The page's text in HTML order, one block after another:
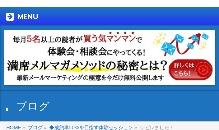
MENU
ブログ
HOME » ブログ » ◆成約率50%を目指す体験セッション » シビレました！